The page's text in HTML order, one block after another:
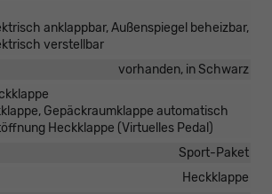
anklappbar, Außenspiegel beheizbar,
verstellbar
vorhanden, in Schwarz
Gepäckraumklappe automatisch
Heckklappe (Virtuelles Pedal)
Sport-Paket
Heckklappe